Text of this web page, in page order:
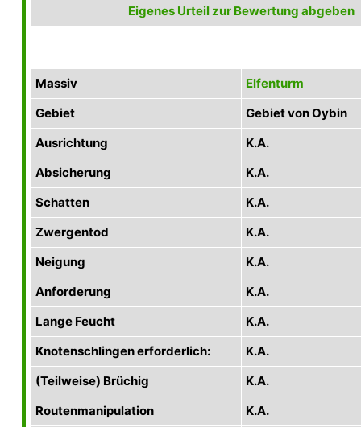
Eigenes Urteil zur Bewertung abgeben
Massiv
Elfenturm
Gebiet
Gebiet von Oybin
Ausrichtung
K.A.
Absicherung
K.A.
Schatten
K.A.
Zwergentod
K.A.
Neigung
K.A.
Anforderung
K.A.
Lange Feucht
K.A.
Knotenschlingen erforderlich:
K.A.
(Teilweise) Brüchig
K.A.
Routenmanipulation
K.A.